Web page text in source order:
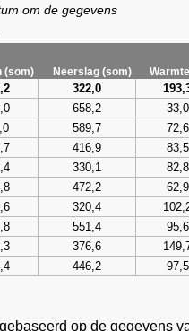
om de gegevens
(som) Neerslag (som)
322,0
658,2 33,0
589,7 72,6
416,9 83,5
330,1 82,8
472,2 62,9
320,4
551,4 95,6
376,6
446,2 97,5
op de gegevens